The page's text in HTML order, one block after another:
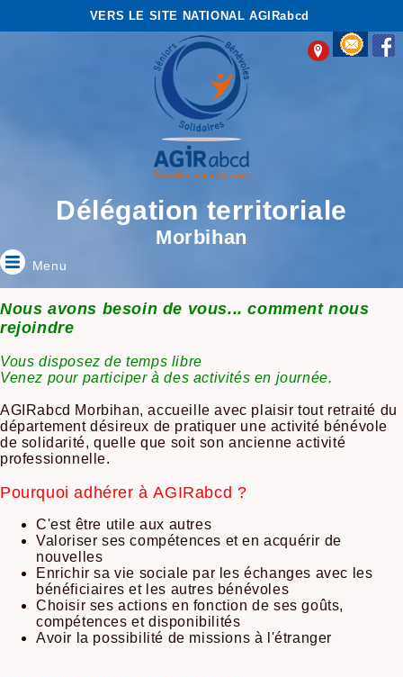
VERS LE SITE NATIONAL AGIRabcd
Délégation territoriale
Morbihan
Menu
Nous avons besoin de vous... comment nous
rejoindre
Vous disposez de temps libre
Venez pour participer à des activités en journée.
AGIRabcd Morbihan, accueille avec plaisir tout retraité du
département désireux de pratiquer une activité bénévole
de solidarité, quelle que soit son ancienne activité
professionnelle.
Pourquoi adhérer à AGIRabcd ?
C'est être utile aux autres
Valoriser ses compétences et en acquérir de
nouvelles
Enrichir sa vie sociale par les échanges avec les
bénéficiaires et les autres bénévoles
Choisir ses actions en fonction de ses goûts,
compétences et disponibilités
Avoir la possibilité de missions à l'étranger